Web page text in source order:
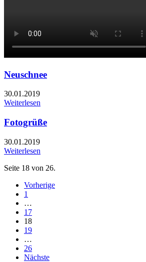
Neuschnee
30.01.2019
Weiterlesen
Fotogrüße
30.01.2019
Weiterlesen
Seite 18 von 26.
Vorherige
1
…
17
18
19
…
26
Nächste